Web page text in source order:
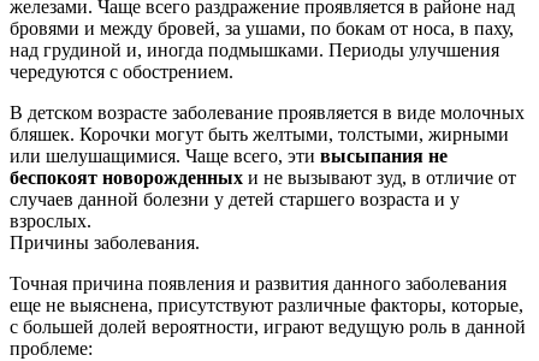
железами. Чаще всего раздражение проявляется в районе над
бровями и между бровей, за ушами, по бокам от носа, в паху,
над грудиной и, иногда подмышками. Периоды улучшения
чередуются с обострением.
В детском возрасте заболевание проявляется в виде молочных
бляшек. Корочки могут быть желтыми, толстыми, жирными
или шелушащимися. Чаще всего, эти высыпания не
беспокоят новорожденных и не вызывают зуд, в отличие от
случаев данной болезни у детей старшего возраста и у
взрослых.
Причины заболевания.
Точная причина появления и развития данного заболевания
еще не выяснена, присутствуют различные факторы, которые,
с большей долей вероятности, играют ведущую роль в данной
проблеме: